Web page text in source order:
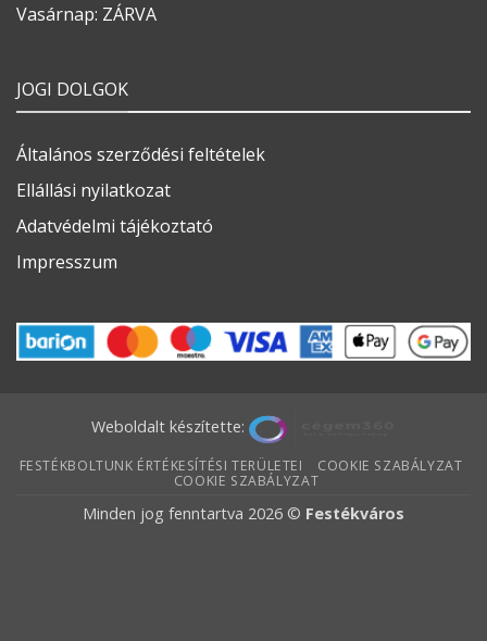
Vasárnap: ZÁRVA
JOGI DOLGOK
Általános szerződési feltételek
Ellállási nyilatkozat
Adatvédelmi tájékoztató
Impresszum
Weboldalt készítette:
FESTÉKBOLTUNK ÉRTÉKESÍTÉSI TERÜLETEI
COOKIE SZABÁLYZAT
COOKIE SZABÁLYZAT
Minden jog fenntartva 2026 © Festékváros